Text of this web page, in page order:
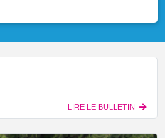
LIRE LE BULLETIN